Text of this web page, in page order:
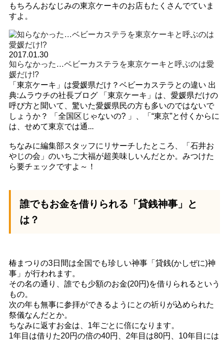
もちろんおなじみの東京ケーキのお店もたくさんでていま
すよ。
2017.01.30
知らなかった…ベビーカステラを東京ケーキと呼ぶのは愛
媛だけ!?
「東京ケーキ」は愛媛県だけ？ベビーカステラとの違い 出
典:ムラウチの社長ブログ 「東京ケーキ」は、愛媛県だけの
呼び方と聞いて、驚いた愛媛県民の方も多いのではないで
しょうか？ 「全国区じゃないの? 」、「“東京”と付くからに
は、せめて東京では通...
ちなみに編集部スタッフにリサーチしたところ、「石井お
やじの会」のいちご大福が超美味しいんだとか。みつけた
ら要チェックですよ～！
誰でもお金を借りられる「貸銭神事」と
は？
椿まつりの3日間は全国でも珍しい神事「貸銭(かしぜに)神
事」が行われます。
その名の通り、誰でも少額のお金(20円)を借りられるという
もの。
次の年も無事に参拝ができるようにとの祈りが込められた
祭儀なんだとか。
ちなみに返すお金は、1年ごとに倍になります。
1年目は借りた20円の倍の40円、2年目は80円、10年目には